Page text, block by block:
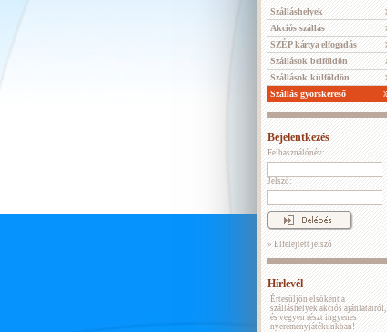
Szálláshelyek
Akciós szállás
SZÉP kártya elfogadás
Szállások belföldön
Szállások külföldön
Szállás gyorskereső
Bejelentkezés
Felhasználónév:
Jelszó:
» Elfelejtett jelszó
Hírlevél
Értesüljön elsőként a
szálláshelyek akciós ajánlatairól,
és vegyen részt ingyenes
nyereményjátékunkban!